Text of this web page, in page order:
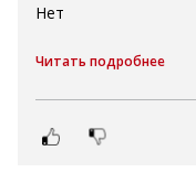
Нет
Читать подробнее